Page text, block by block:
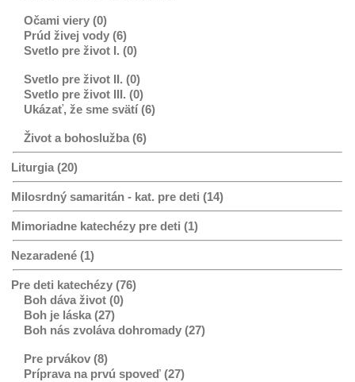
Očami viery (0)
Prúd živej vody (6)
Svetlo pre život I. (0)
Svetlo pre život II. (0)
Svetlo pre život III. (0)
Ukázať, že sme svätí (6)
Život a bohoslužba (6)
Liturgia (20)
Milosrdný samaritán - kat. pre deti (14)
Mimoriadne katechézy pre deti (1)
Nezaradené (1)
Pre deti katechézy (76)
Boh dáva život (0)
Boh je láska (27)
Boh nás zvoláva dohromady (27)
Pre prvákov (8)
Príprava na prvú spoveď (27)